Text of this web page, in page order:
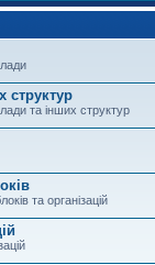
структур
та інших структур
та організацій